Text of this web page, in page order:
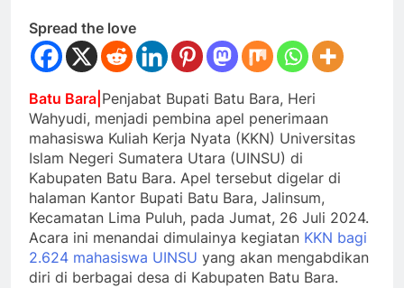
Spread the love
Batu Bara| Penjabat Bupati Batu Bara, Heri
Wahyudi, menjadi pembina apel penerimaan
mahasiswa Kuliah Kerja Nyata (KKN) Universitas
Islam Negeri Sumatera Utara (UINSU) di
Kabupaten Batu Bara. Apel tersebut digelar di
halaman Kantor Bupati Batu Bara, Jalinsum,
Kecamatan Lima Puluh, pada Jumat, 26 Juli 2024.
Acara ini menandai dimulainya kegiatan KKN bagi
2.624 mahasiswa UINSU yang akan mengabdikan
diri di berbagai desa di Kabupaten Batu Bara.